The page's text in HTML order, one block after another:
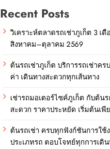
Recent Posts
วิเคราะห์ตลาดรถเช่าภูเก็ต 3 เ
สิงหาคม–ตุลาคม 2569
ต้นรถเช่าภูเก็ต บริการรถเช่าคร
ค่า เดินทางสะดวกทุกเส้นทาง
เช่ารถมอเตอร์ไซค์ภูเก็ต กับต้นร
สะดวก ราคาประหยัด เริ่มต้นเพี
ต้นรถเช่า ครบทุกฟังก์ชันการใช้
ประเภทรถ ตอบโจทย์ทุกการเดิ